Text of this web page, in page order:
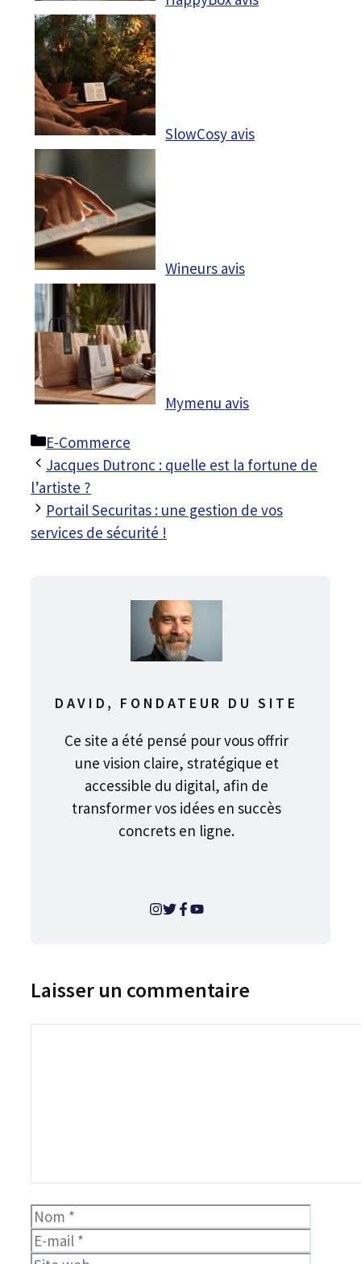
SlowCosy avis
Wineurs avis
Mymenu avis
Catégories
E-Commerce
Jacques Dutronc : quelle est la fortune de
l’artiste ?
Portail Securitas : une gestion de vos
services de sécurité !
DAVID, FONDATEUR DU SITE
Ce site a été pensé pour vous offrir
une vision claire, stratégique et
accessible du digital, afin de
transformer vos idées en succès
concrets en ligne.
Laisser un commentaire
Nom